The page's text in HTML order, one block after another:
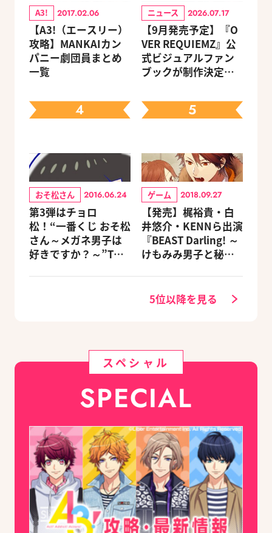
A3! 2017.02.06
【A3!（エースリー）
攻略】MANKAIカン
パニー劇団員まとめ
一覧
ニュース 2026.07.17
【9月発売予定】『O
VER REQUIEMZ』公
式ビジュアルファン
ブックが制作決定！
る豪華グッズ付き限
定セットも同時発売
4
おそ松さん 2016.06.24
第3弾はチョロ
松！“一番くじ おそ松
さん～メガネ男子は
好きですか？～”Twit
5
ゲーム 2018.09.27
【発売】梶裕貴・白
井悠介・KENNら出演
『BEAST Darling! ～
けもみみ男子と秘密
5位以降を見る
スペシャル
SPECIAL